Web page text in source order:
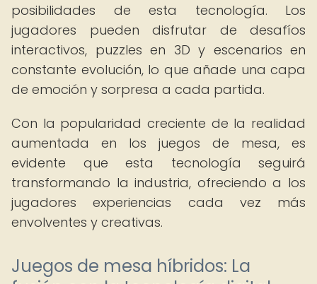
posibilidades de esta tecnología. Los
jugadores pueden disfrutar de desafíos
interactivos, puzzles en 3D y escenarios en
constante evolución, lo que añade una capa
de emoción y sorpresa a cada partida.
Con la popularidad creciente de la realidad
aumentada en los juegos de mesa, es
evidente que esta tecnología seguirá
transformando la industria, ofreciendo a los
jugadores experiencias cada vez más
envolventes y creativas.
Juegos de mesa híbridos: La